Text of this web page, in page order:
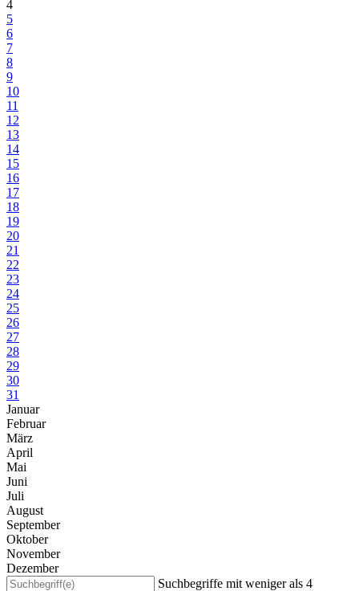
4
5
6
7
8
9
10
11
12
13
14
15
16
17
18
19
20
21
22
23
24
25
26
27
28
29
30
31
Januar
Februar
März
April
Mai
Juni
Juli
August
September
Oktober
November
Dezember
Suchbegriffe mit weniger als 4